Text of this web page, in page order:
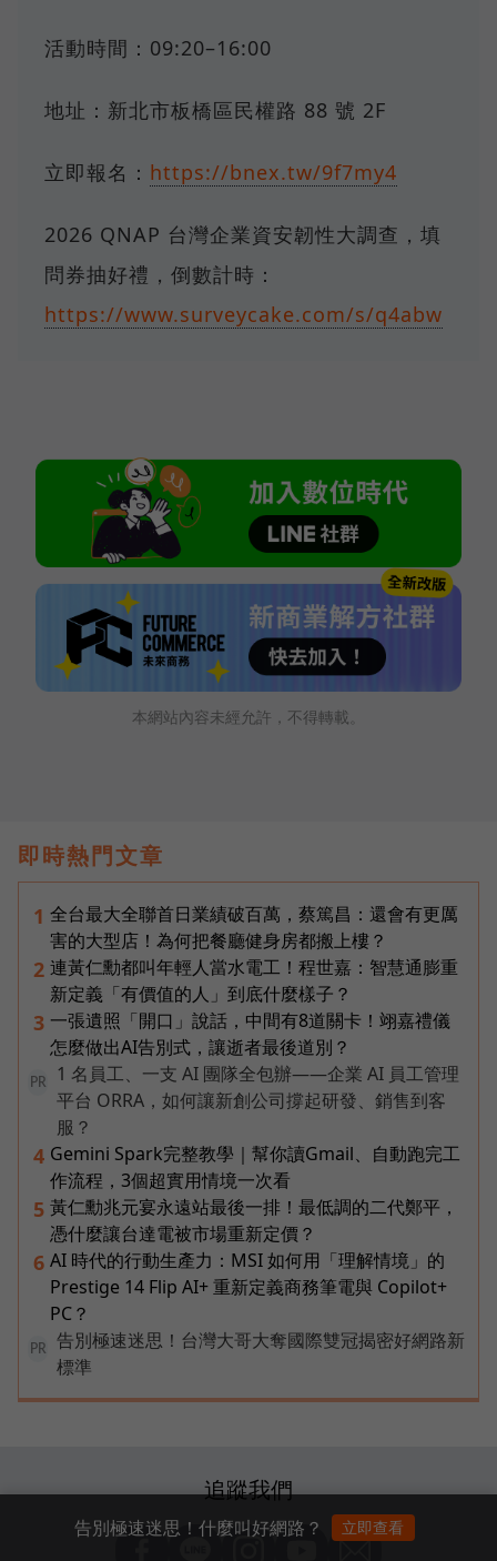
活動時間：09:20–16:00
地址：新北市板橋區民權路 88 號 2F
立即報名： https://bnex.tw/9f7my4
2026 QNAP 台灣企業資安韌性大調查，填
問券抽好禮，倒數計時：
https://www.surveycake.com/s/q4abw
本網站內容未經允許，不得轉載。
即時熱門文章
1 全台最大全聯首日業績破百萬，蔡篤昌：還會有更厲
害的大型店！為何把餐廳健身房都搬上樓？
2 連黃仁勳都叫年輕人當水電工！程世嘉：智慧通膨重
新定義「有價值的人」到底什麼樣子？
3 一張遺照「開口」說話，中間有8道關卡！翊嘉禮儀
怎麼做出AI告別式，讓逝者最後道別？
PR
1 名員工、一支 AI 團隊全包辦——企業 AI 員工管理
平台 ORRA，如何讓新創公司撐起研發、銷售到客
服？
4 Gemini Spark完整教學｜幫你讀Gmail、自動跑完工
作流程，3個超實用情境一次看
5 黃仁勳兆元宴永遠站最後一排！最低調的二代鄭平，
憑什麼讓台達電被市場重新定價？
6 AI 時代的行動生產力：MSI 如何用「理解情境」的
Prestige 14 Flip AI+ 重新定義商務筆電與 Copilot+
PC？
PR
告別極速迷思！台灣大哥大奪國際雙冠揭密好網路新
標準
追蹤我們
告別極速迷思！什麼叫好網路？ 立即查看